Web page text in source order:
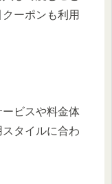
ーポンも利用
ビスや料金体
タイルに合わ